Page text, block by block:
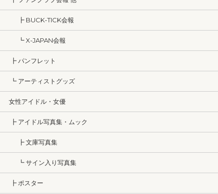
┣ BUCK-TICK会報
┗ X-JAPAN会報
┣ パンフレット
┗ アーティストグッズ
女性アイドル・女優
┣ アイドル写真集・ムック
┣ 文庫写真集
┗ サイン入り写真集
┣ ポスター